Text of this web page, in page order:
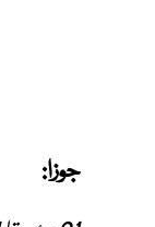
جوزا: